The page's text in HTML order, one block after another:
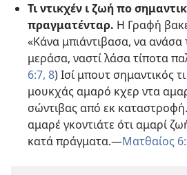
Τι ντικχέν ι ζωή πο
πραγματένταρ. Η Γραφή
«Κάνα μπιάντιβασα, να ανάσα
μεράσα, ναστί λάσα τίποτα
6:7, 8) Ισί μπουτ σημαντικός
μουκχάς αμαρό κχερ ντα
σώντιβας από εκ
αμαρέ γκοντιάτε ότι αμαρί
κατά πράγματα.​—Ματθαίος